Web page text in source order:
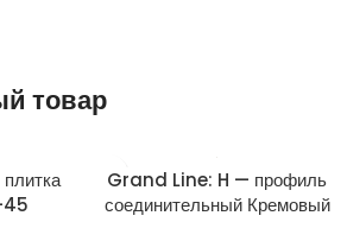
товар
45
Grand Line: H — профиль
соединительный Кремовый